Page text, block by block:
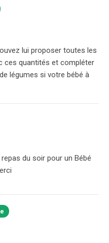
lui proposer toutes les
ces quantités et compléter
légumes si votre bébé à
du soir pour un Bébé